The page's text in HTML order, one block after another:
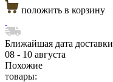
положить в корзину
Ближайшая дата доставки
08 - 10 августа
Похожие
товары: